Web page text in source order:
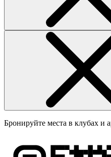
Бронируйте места в клубах и